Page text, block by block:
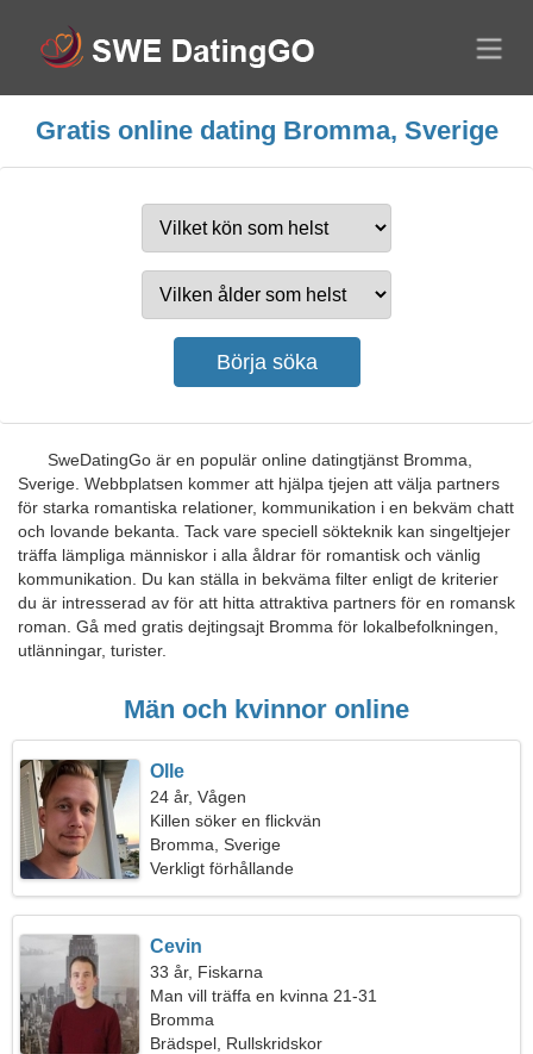
Gratis online dating Bromma, Sverige
SweDatingGo är en populär online datingtjänst Bromma,
Sverige. Webbplatsen kommer att hjälpa tjejen att välja partners
för starka romantiska relationer, kommunikation i en bekväm chatt
och lovande bekanta. Tack vare speciell sökteknik kan singeltjejer
träffa lämpliga människor i alla åldrar för romantisk och vänlig
kommunikation. Du kan ställa in bekväma filter enligt de kriterier
du är intresserad av för att hitta attraktiva partners för en romansk
roman. Gå med gratis dejtingsajt Bromma för lokalbefolkningen,
utlänningar, turister.
Män och kvinnor online
Olle
24 år, Vågen
Killen söker en flickvän
Bromma, Sverige
Verkligt förhållande
Cevin
33 år, Fiskarna
Man vill träffa en kvinna 21-31
Bromma
Brädspel, Rullskridskor